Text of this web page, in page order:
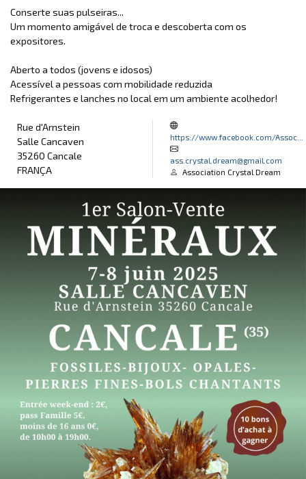
Conserte suas pulseiras...
Um momento amigável de troca e descoberta com os
expositores.
Aberto a todos (jovens e idosos)
Acessível a pessoas com mobilidade reduzida
Refrigerantes e lanches no local em um ambiente acolhedor!
Rue d'Arnstein
Salle Cancaven
35260 Cancale
FRANÇA
https://www.facebook.com/Assoc...
ass.crystal.dream@gmail.com
Association Crystal Dream